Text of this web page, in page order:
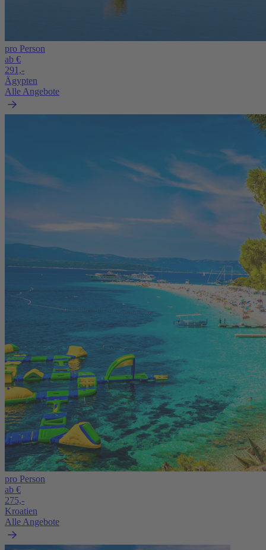
pro Person
ab €
291,-
Ägypten
Alle Angebote
pro Person
ab €
275,-
Kroatien
Alle Angebote